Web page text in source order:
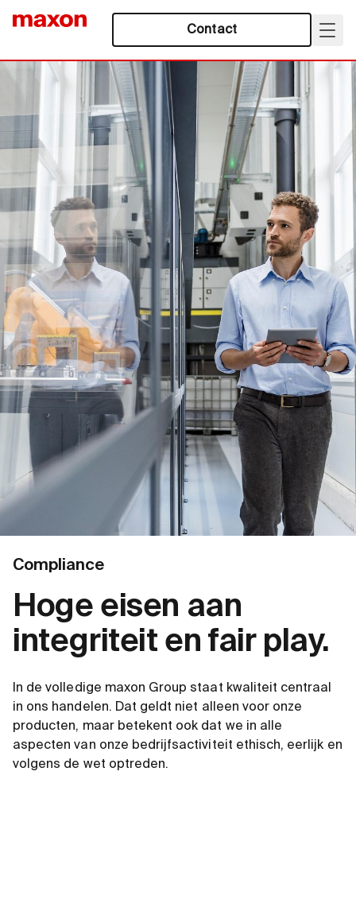
Contact
Compliance
Hoge eisen aan
integriteit en fair play.
In de volledige maxon Group staat kwaliteit centraal
in ons handelen. Dat geldt niet alleen voor onze
producten, maar betekent ook dat we in alle
aspecten van onze bedrijfsactiviteit ethisch, eerlijk en
volgens de wet optreden.